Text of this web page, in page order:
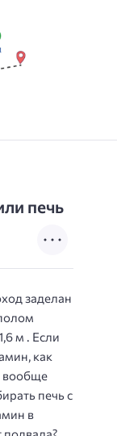
печь
заделан
м . Если
как
вообще
печь с
в